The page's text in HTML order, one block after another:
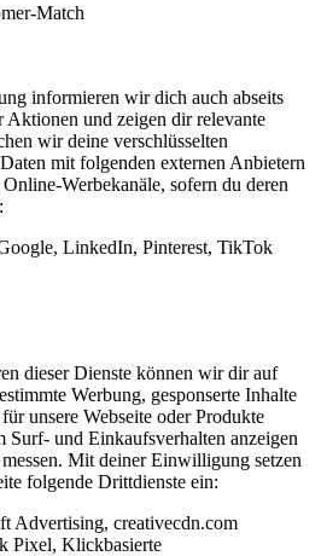
Match
informieren wir dich auch abseits
Aktionen und zeigen dir relevante
wir deine verschlüsselten
mit folgenden externen Anbietern
Werbekanäle, sofern du deren
LinkedIn, Pinterest, TikTok
dieser Dienste können wir dir auf
Werbung, gesponserte Inhalte
unsere Webseite oder Produkte
Surf- und Einkaufsverhalten anzeigen
Mit deiner Einwilligung setzen
folgende Drittdienste ein:
Advertising, creativecdn.com
Pixel, Klickbasierte